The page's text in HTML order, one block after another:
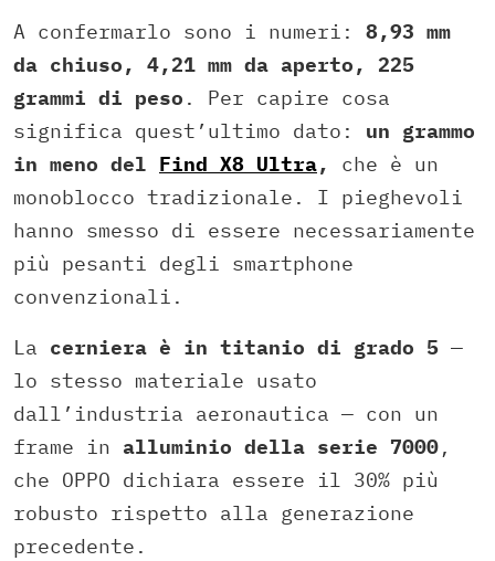
A confermarlo sono i numeri: 8,93 mm
da chiuso, 4,21 mm da aperto, 225
grammi di peso . Per capire cosa
significa quest’ultimo dato: un grammo
in meno del Find X8 Ultra,
che è un
monoblocco tradizionale. I pieghevoli
hanno smesso di essere necessariamente
più pesanti degli smartphone
convenzionali.
La cerniera è in titanio di grado 5 —
lo stesso materiale usato
dall’industria aeronautica — con un
frame in alluminio della serie 7000,
che OPPO dichiara essere il 30% più
robusto rispetto alla generazione
precedente.